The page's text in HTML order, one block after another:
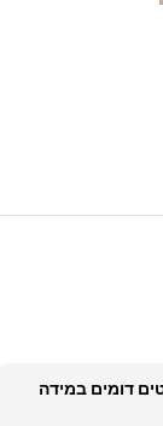
דומים במידה